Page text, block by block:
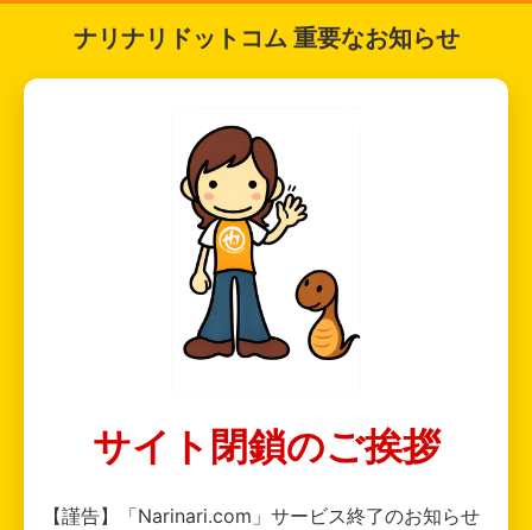
ナリナリドットコム 重要なお知らせ
サイト閉鎖のご挨拶
【謹告】「Narinari.com」サービス終了のお知らせ